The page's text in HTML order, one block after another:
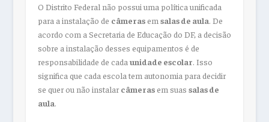
O Distrito Federal não possui uma política unificada
para a instalação de câmerasem salas de aula. De
acordo com a Secretaria de Educação do DF, a decisão
sobre a instalação desses equipamentos é de
responsabilidade de cada unidade escolar. Isso
significa que cada escola tem autonomia para decidir
se quer ou não instalar câmerasem suas salas de
aula.